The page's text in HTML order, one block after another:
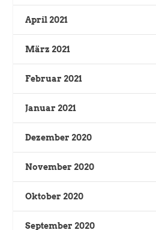
April 2021
März 2021
Februar 2021
Januar 2021
Dezember 2020
November 2020
Oktober 2020
September 2020